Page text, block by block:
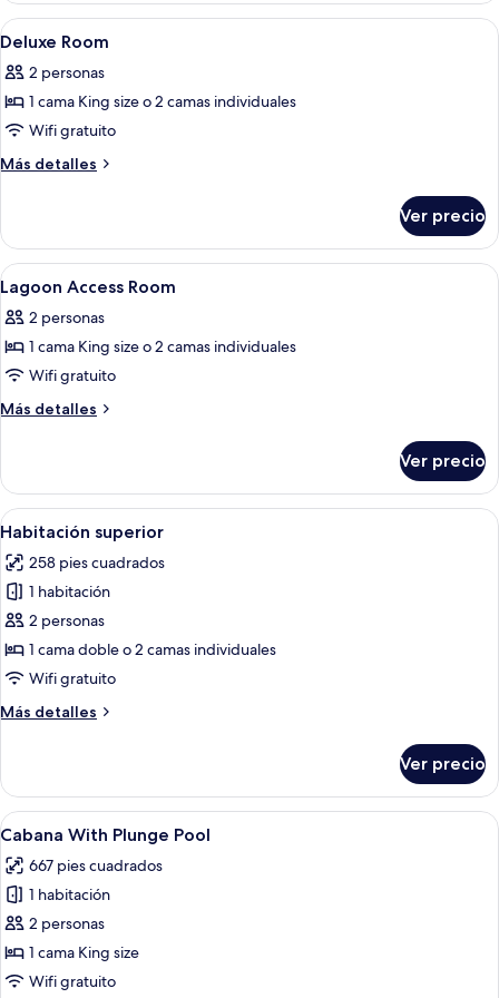
View
Room
Abrir
todas
las
fotos
de
Deluxe
Caja de seguridad en la habitación y
4
Deluxe Room
2 personas
1 cama King size o 2 camas individuales
Wifi gratuito
Más detalles
Más
Room
Ver precio
Abrir
todas
las
fotos
de
Lagoon
Regadera, amenidades de baño
3
Lagoon Access Room
2 personas
1 cama King size o 2 camas individuales
Wifi gratuito
Más detalles
Más
Access
Room
Ver precio
Abrir
todas
las
fotos
de
Habitación
superior
Una habitación de hotel con una
10
Habitación superior
258 pies cuadrados
1 habitación
2 personas
1 cama doble o 2 camas individuales
Wifi gratuito
Más detalles
Más
superior
Ver precio
Abrir
todas
las
fotos
de
Cabana
With
Una habitación de hotel con una
13
Cabana With Plunge Pool
667 pies cuadrados
1 habitación
2 personas
1 cama King size
Wifi gratuito